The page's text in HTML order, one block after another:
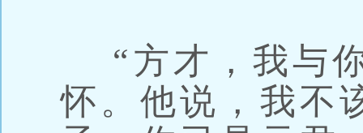
“方才，我与
怀。他说，我不